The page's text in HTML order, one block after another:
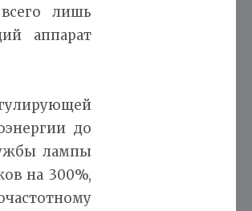
лишь
аппарат
до
лампы
на 300%,